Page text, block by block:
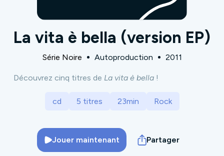
La vita è bella (version EP)
Série Noire Autoproduction 2011
Découvrez cinq titres de La vita è bella !
cd 5 titres 23min Rock
Jouer maintenant Partager